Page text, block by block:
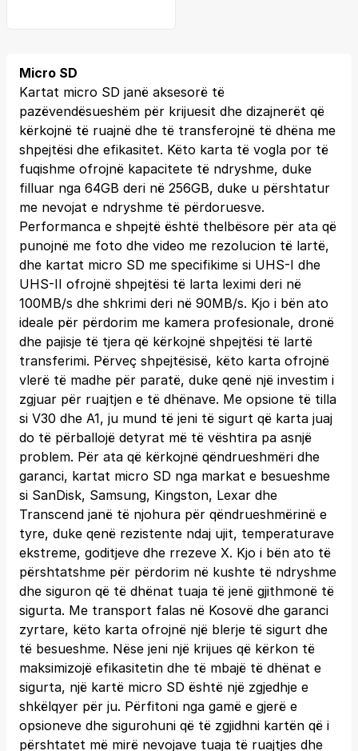
Micro SD
Kartat micro SD janë aksesorë të
pazëvendësueshëm për krijuesit dhe dizajnerët që
kërkojnë të ruajnë dhe të transferojnë të dhëna me
shpejtësi dhe efikasitet. Këto karta të vogla por të
fuqishme ofrojnë kapacitete të ndryshme, duke
filluar nga 64GB deri në 256GB, duke u përshtatur
me nevojat e ndryshme të përdoruesve.
Performanca e shpejtë është thelbësore për ata që
punojnë me foto dhe video me rezolucion të lartë,
dhe kartat micro SD me specifikime si UHS-I dhe
UHS-II ofrojnë shpejtësi të larta leximi deri në
100MB/s dhe shkrimi deri në 90MB/s. Kjo i bën ato
ideale për përdorim me kamera profesionale, dronë
dhe pajisje të tjera që kërkojnë shpejtësi të lartë
transferimi. Përveç shpejtësisë, këto karta ofrojnë
vlerë të madhe për paratë, duke qenë një investim i
zgjuar për ruajtjen e të dhënave. Me opsione të tilla
si V30 dhe A1, ju mund të jeni të sigurt që karta juaj
do të përballojë detyrat më të vështira pa asnjë
problem. Për ata që kërkojnë qëndrueshmëri dhe
garanci, kartat micro SD nga markat e besueshme
si SanDisk, Samsung, Kingston, Lexar dhe
Transcend janë të njohura për qëndrueshmërinë e
tyre, duke qenë rezistente ndaj ujit, temperaturave
ekstreme, goditjeve dhe rrezeve X. Kjo i bën ato të
përshtatshme për përdorim në kushte të ndryshme
dhe siguron që të dhënat tuaja të jenë gjithmonë të
sigurta. Me transport falas në Kosovë dhe garanci
zyrtare, këto karta ofrojnë një blerje të sigurt dhe
të besueshme. Nëse jeni një krijues që kërkon të
maksimizojë efikasitetin dhe të mbajë të dhënat e
sigurta, një kartë micro SD është një zgjedhje e
shkëlqyer për ju. Përfitoni nga gamë e gjerë e
opsioneve dhe sigurohuni që të zgjidhni kartën që i
përshtatet më mirë nevojave tuaja të ruajtjes dhe